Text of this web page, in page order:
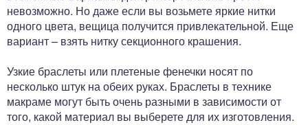
невозможно. Но даже если вы возьмете яркие нитки
одного цвета, вещица получится привлекательной. Еще
вариант – взять нитку секционного крашения.
Узкие браслеты или плетеные фенечки носят по
несколько штук на обеих руках. Браслеты в технике
макраме могут быть очень разными в зависимости от
того, какой материал вы выберете для их изготовления.